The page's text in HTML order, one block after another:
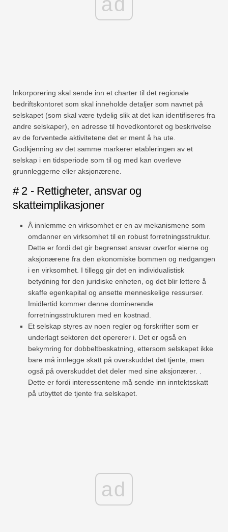
Inkorporering skal sende inn et charter til det regionale
bedriftskontoret som skal inneholde detaljer som navnet på
selskapet (som skal være tydelig slik at det kan identifiseres fra
andre selskaper), en adresse til hovedkontoret og beskrivelse
av de forventede aktivitetene det er ment å ha ute.
Godkjenning av det samme markerer etableringen av et
selskap i en tidsperiode som til og med kan overleve
grunnleggerne eller aksjonærene.
# 2 - Rettigheter, ansvar og
skatteimplikasjoner
Å innlemme en virksomhet er en av mekanismene som
omdanner en virksomhet til en robust forretningsstruktur.
Dette er fordi det gir begrenset ansvar overfor eierne og
aksjonærene fra den økonomiske bommen og nedgangen
i en virksomhet. I tillegg gir det en individualistisk
betydning for den juridiske enheten, og det blir lettere å
skaffe egenkapital og ansette menneskelige ressurser.
Imidlertid kommer denne dominerende
forretningsstrukturen med en kostnad.
Et selskap styres av noen regler og forskrifter som er
underlagt sektoren det opererer i. Det er også en
bekymring for dobbeltbeskatning, ettersom selskapet ikke
bare må innlegge skatt på overskuddet det tjente, men
også på overskuddet det deler med sine aksjonærer. .
Dette er fordi interessentene må sende inn inntektsskatt
på utbyttet de tjente fra selskapet.
ad